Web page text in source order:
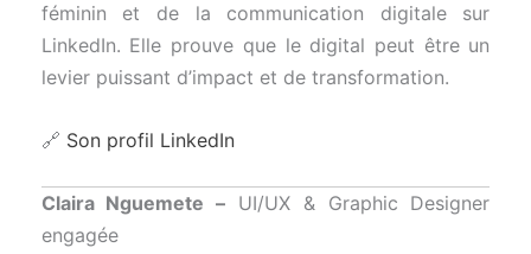
féminin et de la communication digitale sur
LinkedIn. Elle prouve que le digital peut être un
levier puissant d’impact et de transformation.
🔗 Son profil LinkedIn
Claira Nguemete – UI/UX & Graphic Designer
engagée